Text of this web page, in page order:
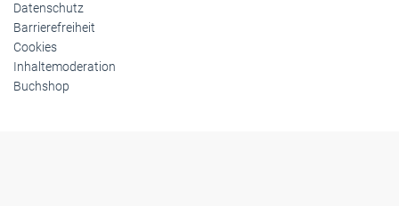
Datenschutz
Barrierefreiheit
Cookies
Inhaltemoderation
Buchshop